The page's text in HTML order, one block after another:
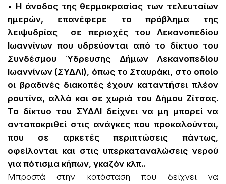
• Η άνοδος της θερμοκρασίας των τελευταίων
ημερών, επανέφερε το πρόβλημα της
λειψυδρίας σε περιοχές του Λεκανοπεδίου
Ιωαννίνων που υδρεύονται από το δίκτυο του
Συνδέσμου Ύδρευσης Δήμων Λεκανοπεδίου
Ιωαννίνων (ΣΥΔΛΙ), όπως το Σταυράκι, στο οποίο
οι βραδινές διακοπές έχουν καταντήσει πλέον
ρουτίνα, αλλά και σε χωριά του Δήμου Ζίτσας.
Το δίκτυο του ΣΥΔΛΙ δείχνει να μη μπορεί να
ανταποκριθεί στις ανάγκες που προκαλούνται,
που σε αρκετές περιπτώσεις πάντως,
οφείλονται και στις υπερκαταναλώσεις νερού
για πότισμα κήπων, γκαζόν κλπ..
Μπροστά στην κατάσταση που δείχνει να